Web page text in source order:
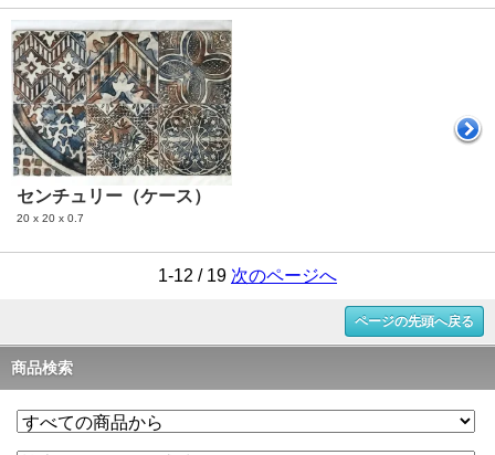
センチュリー（ケース）
20 x 20 x 0.7
1-12 / 19 次のページへ
ページの先頭へ戻る
商品検索